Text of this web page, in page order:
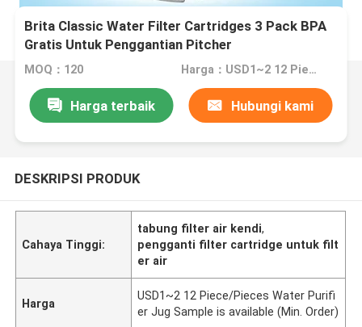
Brita Classic Water Filter Cartridges 3 Pack BPA
Gratis Untuk Penggantian Pitcher
MOQ：120 Harga：USD1~2 12 Piece/Pieces Water Purifier Jug Sample is available (Min. Order)
Harga terbaik Hubungi kami
DESKRIPSI PRODUK
Cahaya Tinggi:
tabung filter air kendi,
pengganti filter cartridge untuk filt
er air
Harga
USD1~2 12 Piece/Pieces Water Purifi
er Jug Sample is available (Min. Order)